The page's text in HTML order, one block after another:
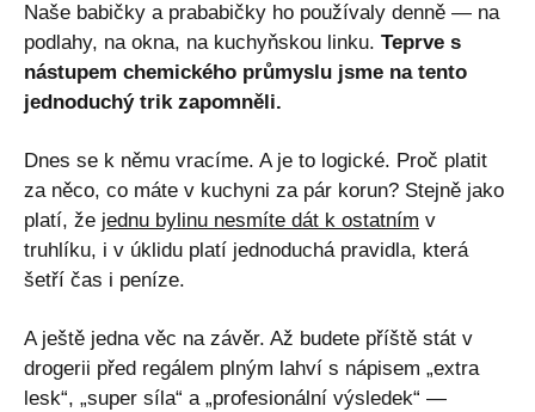
Naše babičky a prababičky ho používaly denně — na
podlahy, na okna, na kuchyňskou linku. Teprve s
nástupem chemického průmyslu jsme na tento
jednoduchý trik zapomněli.
Dnes se k němu vracíme. A je to logické. Proč platit
za něco, co máte v kuchyni za pár korun? Stejně jako
platí, že jednu bylinu nesmíte dát k ostatním v
truhlíku, i v úklidu platí jednoduchá pravidla, která
šetří čas i peníze.
A ještě jedna věc na závěr. Až budete příště stát v
drogerii před regálem plným lahví s nápisem „extra
lesk“, „super síla“ a „profesionální výsledek“ —